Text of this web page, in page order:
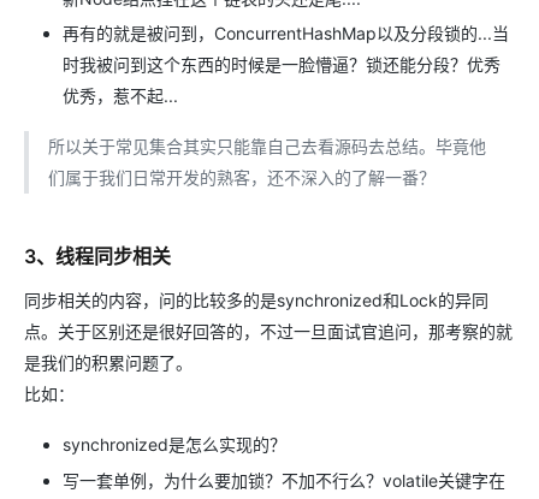
再有的就是被问到，ConcurrentHashMap以及分段锁的...当
时我被问到这个东西的时候是一脸懵逼？锁还能分段？优秀
优秀，惹不起...
所以关于常见集合其实只能靠自己去看源码去总结。毕竟他
们属于我们日常开发的熟客，还不深入的了解一番？
3、线程同步相关
同步相关的内容，问的比较多的是synchronized和Lock的异同
点。关于区别还是很好回答的，不过一旦面试官追问，那考察的就
是我们的积累问题了。
比如：
synchronized是怎么实现的？
写一套单例，为什么要加锁？不加不行么？volatile关键字在